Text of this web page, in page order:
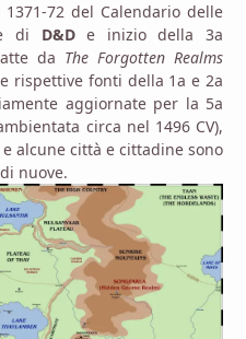
72 del Calendario delle
di D&De inizio della 3a
da The Forgotten Realms
rispettive fonti della 1a e 2a
aggiornate per la 5a
circa nel 1496 CV),
alcune città e cittadine sono
nuove.